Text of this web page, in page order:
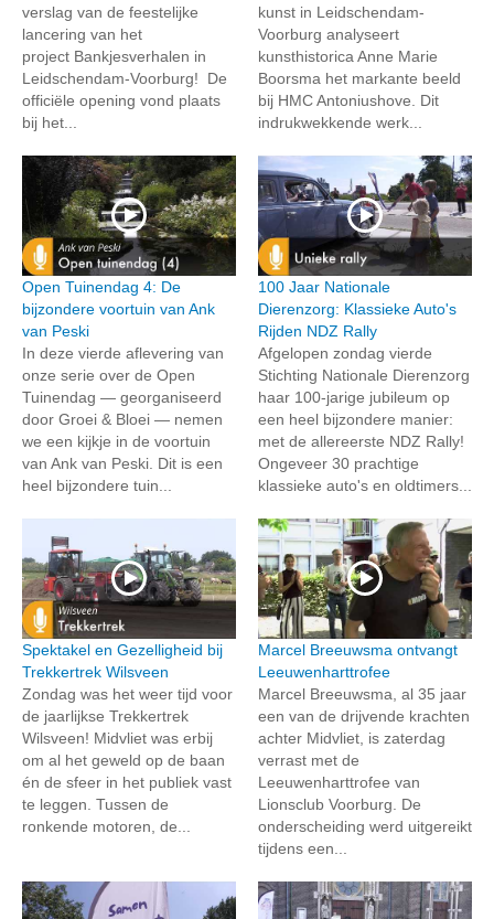
verslag van de feestelijke
lancering van het
project Bankjesverhalen in
Leidschendam-Voorburg! De
officiële opening vond plaats
bij het...
kunst in Leidschendam-
Voorburg analyseert
kunsthistorica Anne Marie
Boorsma het markante beeld
bij HMC Antoniushove. Dit
indrukwekkende werk...
Open Tuinendag 4: De
bijzondere voortuin van Ank
van Peski
In deze vierde aflevering van
onze serie over de Open
Tuinendag — georganiseerd
door Groei & Bloei — nemen
we een kijkje in de voortuin
van Ank van Peski. Dit is een
heel bijzondere tuin...
100 Jaar Nationale
Dierenzorg: Klassieke Auto's
Rijden NDZ Rally
Afgelopen zondag vierde
Stichting Nationale Dierenzorg
haar 100-jarige jubileum op
een heel bijzondere manier:
met de allereerste NDZ Rally!
Ongeveer 30 prachtige
klassieke auto's en oldtimers...
Spektakel en Gezelligheid bij
Trekkertrek Wilsveen
Zondag was het weer tijd voor
de jaarlijkse Trekkertrek
Wilsveen! Midvliet was erbij
om al het geweld op de baan
én de sfeer in het publiek vast
te leggen. Tussen de
ronkende motoren, de...
Marcel Breeuwsma ontvangt
Leeuwenharttrofee
Marcel Breeuwsma, al 35 jaar
een van de drijvende krachten
achter Midvliet, is zaterdag
verrast met de
Leeuwenharttrofee van
Lionsclub Voorburg. De
onderscheiding werd uitgereikt
tijdens een...